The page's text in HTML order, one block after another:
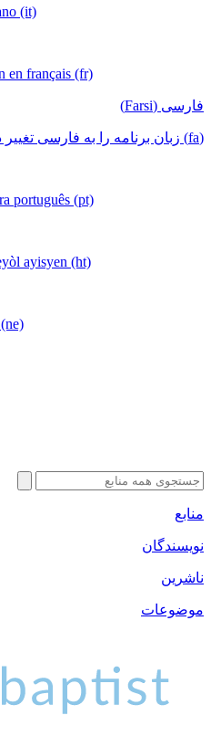
(it)
en français (fr)
فارسی (Farsi)
(fa) زبان برنامه را به فارسی تغییر دهید
português (pt)
ayisyen (ht)
(ne)
منابع
نویسندگان
ناشرین
موضوعات